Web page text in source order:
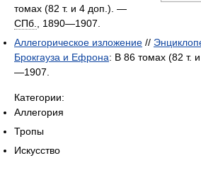
томах (82 т. и 4 доп.). —
СПб.
, 1890—1907.
Аллегорическое изложение //
Брокгауза и Ефрона: В 86 томах (82 т.
—1907.
Категории:
Аллегория
Тропы
Искусство